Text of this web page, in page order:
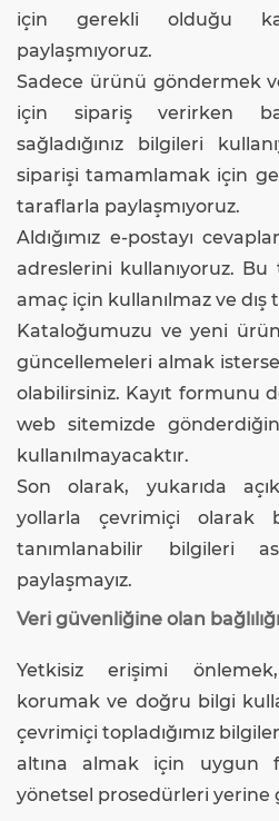
için gerekli olduğu
paylaşmıyoruz.
Sadece ürünü göndermek
için sipariş verirken
sağladığınız bilgileri
siparişi tamamlamak için
taraflarla paylaşmıyoruz.
Aldığımız e-postayı
adreslerini kullanıyoruz.
amaç için kullanılmaz ve dış
Kataloğumuzu ve yeni
güncellemeleri almak
olabilirsiniz. Kayıt formunu
web sitemizde
kullanılmayacaktır.
Son olarak, yukarıda
yollarla çevrimiçi olarak
tanımlanabilir bilgileri
paylaşmayız.
Veri güvenliğine olan
Yetkisiz erişimi
korumak ve doğru bilgi
çevrimiçi topladığımız
altına almak için uygun
yönetsel prosedürleri yerine